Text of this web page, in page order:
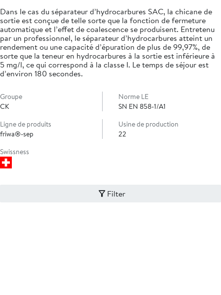
Dans le cas du séparateur d’hydrocarbures SAC, la chicane de
sortie est conçue de telle sorte que la fonction de fermeture
automatique et l’effet de coalescence se produisent. Entretenu
par un professionnel, le séparateur d’hydrocarbures atteint un
rendement ou une capacité d’épuration de plus de 99,97%, de
sorte que la teneur en hydrocarbures à la sortie est inférieure à
5 mg/l, ce qui correspond à la classe I. Le temps de séjour est
d’environ 180 secondes.
Groupe
CK
Norme LE
SN EN 858-1/A1
Ligne de produits
friwa®-sep
Usine de production
22
Swissness
Filter